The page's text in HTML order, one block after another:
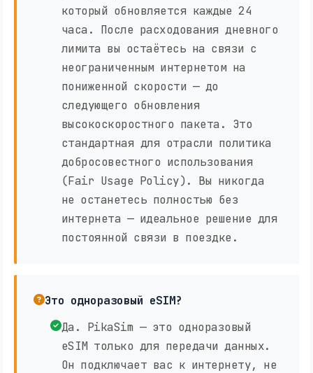
который обновляется каждые 24
часа. После расходования дневного
лимита вы остаётесь на связи с
неограниченным интернетом на
пониженной скорости — до
следующего обновления
высокоскоростного пакета. Это
стандартная для отрасли политика
добросовестного использования
(Fair Usage Policy). Вы никогда
не останетесь полностью без
интернета — идеальное решение для
постоянной связи в поездке.
Это одноразовый eSIM?
Да. PikaSim — это одноразовый
eSIM только для передачи данных.
Он подключает вас к интернету, не